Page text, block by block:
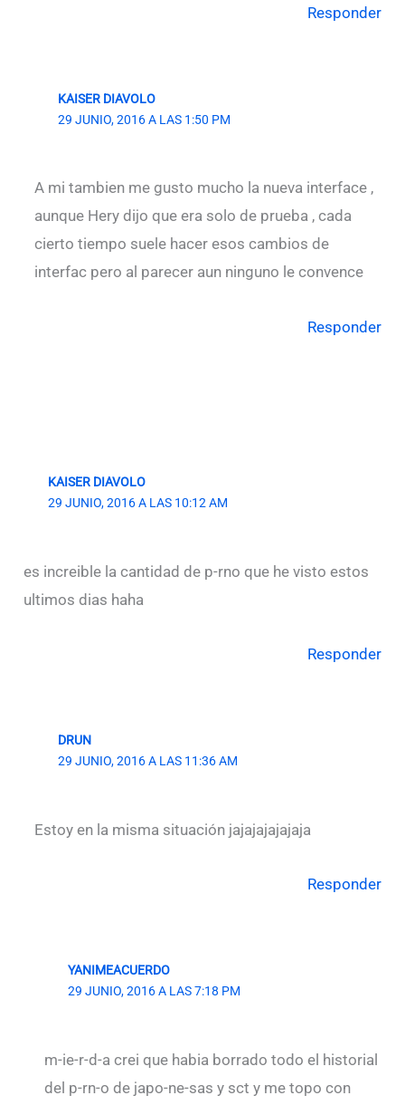
Responder
KAISER DIAVOLO
29 JUNIO, 2016 A LAS 1:50 PM
A mi tambien me gusto mucho la nueva interface ,
aunque Hery dijo que era solo de prueba , cada
cierto tiempo suele hacer esos cambios de
interfac pero al parecer aun ninguno le convence
Responder
KAISER DIAVOLO
29 JUNIO, 2016 A LAS 10:12 AM
es increible la cantidad de p-rno que he visto estos
ultimos dias haha
Responder
DRUN
29 JUNIO, 2016 A LAS 11:36 AM
Estoy en la misma situación jajajajajajaja
Responder
YANIMEACUERDO
29 JUNIO, 2016 A LAS 7:18 PM
m-ie-r-d-a crei que habia borrado todo el historial
del p-rn-o de japo-ne-sas y sct y me topo con